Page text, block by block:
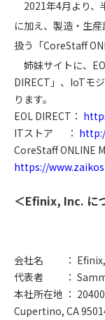
2021年4月より、
に加え、製造・生
扱う「CoreStaff
姉妹サイトに、
DIRECT」、IoTモ
ります。
EOL DIRECT：
ITストア ：
CoreStaff ONLINE
https://
＜Efinix, Inc. に
会社名
：
代表者
：
本社所在地 ：
Cupertino, CA